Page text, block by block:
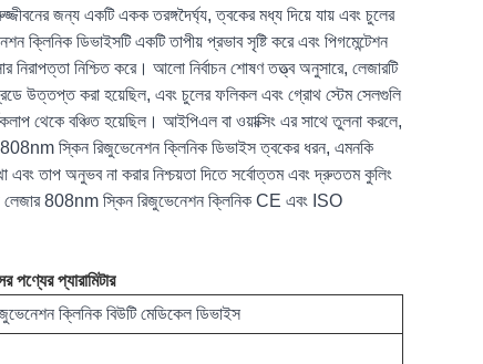
জন্য একটি একক তরঙ্গদৈর্ঘ্য, ত্বকের মধ্য দিয়ে যায় এবং চুলের
ডিভাইসটি একটি তাপীয় প্রভাব সৃষ্টি করে এবং পিগমেন্টেশন
নিরাপত্তা নিশ্চিত করে। আলো নির্বাচন শোষণ তত্ত্ব অনুসারে, লেজারটি
উত্তপ্ত করা হয়েছিল, এবং চুলের ফলিকল এবং গ্রোথ স্টেম সেলগুলি
থেকে বঞ্চিত হয়েছিল। আইপিএল বা ওয়াক্সিং এর সাথে তুলনা করলে,
স্কিন রিজুভেনেশন ক্লিনিক ডিভাইস ত্বকের ধরন, এমনকি
তাপ অনুভব না করার নিশ্চয়তা দিতে সর্বোত্তম এবং দ্রুততম কুলিং
808nm স্কিন রিজুভেনেশন ক্লিনিক CE এবং ISO
প্যারামিটার
ক্লিনিক বিউটি মেডিকেল ডিভাইস